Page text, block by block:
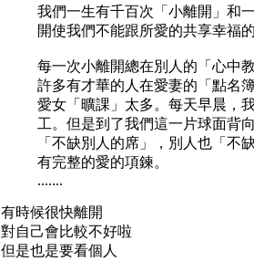
我們一生有千百次「小離開」和
開使我們不能跟所愛的共享幸福
每一次小離開總在別人的「心中
許多有才華的人在愛妻的「點名
愛女「曠課」太多。每天早晨，
工。但是到了我們這一片球面背
「不缺別人的席」，別人也「不
有完整的愛的項鍊。
.......
有時候很快離開
對自己會比較不好啦
但是也是要看個人